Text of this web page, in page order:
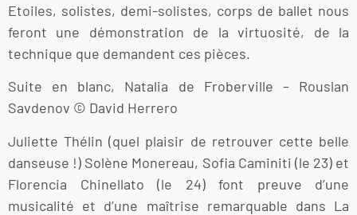
Etoiles, solistes, demi-solistes, corps de ballet nous
feront une démonstration de la virtuosité, de la
technique que demandent ces pièces.
Suite en blanc, Natalia de Froberville – Rouslan
Savdenov © David Herrero
Juliette Thélin (quel plaisir de retrouver cette belle
danseuse !) Solène Monereau, Sofia Caminiti (le 23) et
Florencia Chinellato (le 24) font preuve d’une
musicalité et d’une maîtrise remarquable dans La